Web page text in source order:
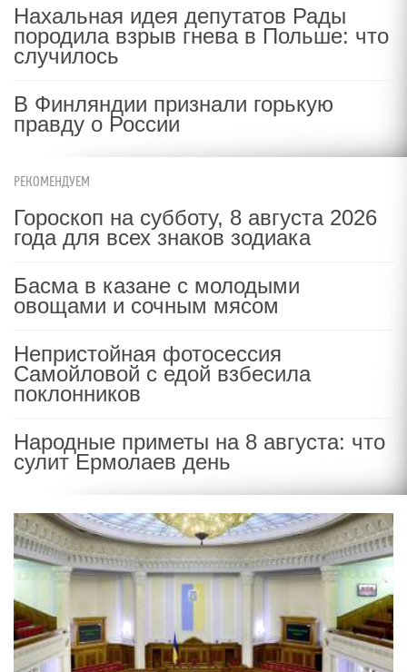
Нахальная идея депутатов Рады
породила взрыв гнева в Польше: что
случилось
В Финляндии признали горькую
правду о России
РЕКОМЕНДУЕМ
Гороскоп на субботу, 8 августа 2026
года для всех знаков зодиака
Басма в казане с молодыми
овощами и сочным мясом
Непристойная фотосессия
Самойловой с едой взбесила
поклонников
Народные приметы на 8 августа: что
сулит Ермолаев день